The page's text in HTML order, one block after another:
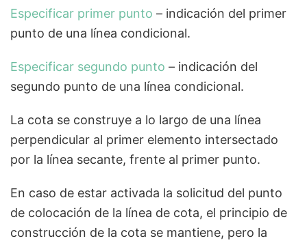
Especificar primer punto – indicación del primer
punto de una línea condicional.
Especificar segundo punto – indicación del
segundo punto de una línea condicional.
La cota se construye a lo largo de una línea
perpendicular al primer elemento intersectado
por la línea secante, frente al primer punto.
En caso de estar activada la solicitud del punto
de colocación de la línea de cota, el principio de
construcción de la cota se mantiene, pero la